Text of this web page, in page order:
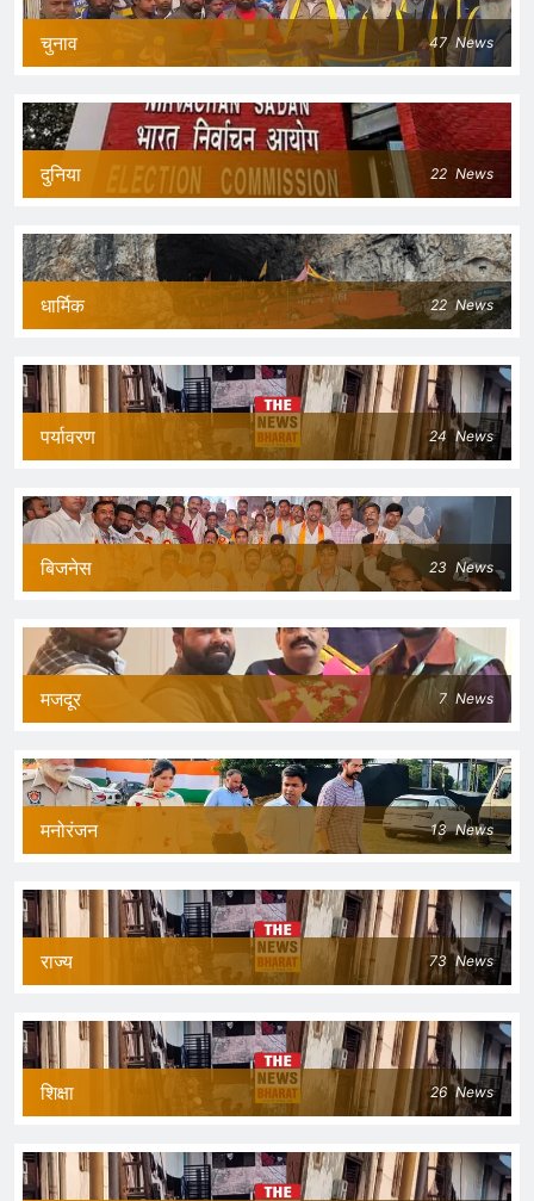
चुनाव 47 News
दुनिया 22 News
धार्मिक 22 News
पर्यावरण 24 News
बिजनेस 23 News
मजदूर 7 News
मनोरंजन 13 News
राज्य 73 News
शिक्षा 26 News